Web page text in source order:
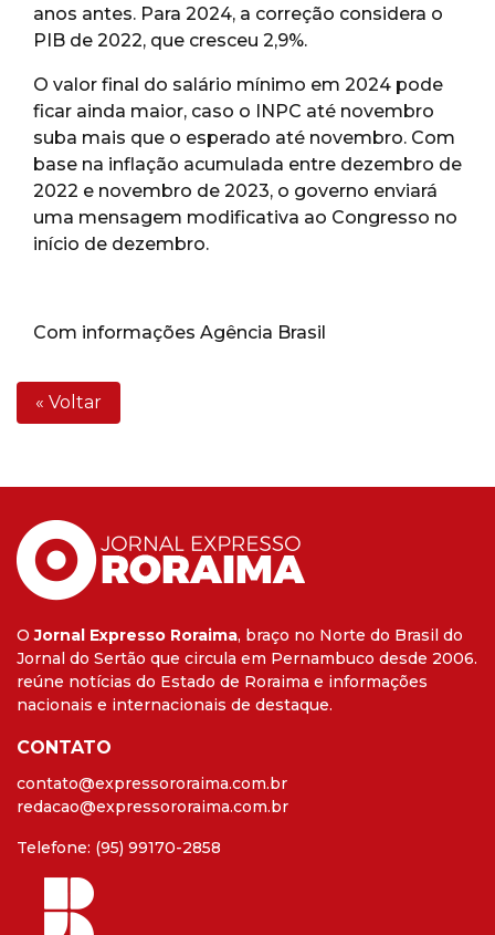
anos antes. Para 2024, a correção considera o
PIB de 2022, que cresceu 2,9%.
O valor final do salário mínimo em 2024 pode
ficar ainda maior, caso o INPC até novembro
suba mais que o esperado até novembro. Com
base na inflação acumulada entre dezembro de
2022 e novembro de 2023, o governo enviará
uma mensagem modificativa ao Congresso no
início de dezembro.
Com informações Agência Brasil
« Voltar
OJornal Expresso Roraima, braço no Norte do Brasil do
Jornal do Sertão que circula em Pernambuco desde 2006.
reúne notícias do Estado de Roraima e informações
nacionais e internacionais de destaque.
CONTATO
contato@expressororaima.com.br
redacao@expressororaima.com.br
Telefone: (95) 99170-2858